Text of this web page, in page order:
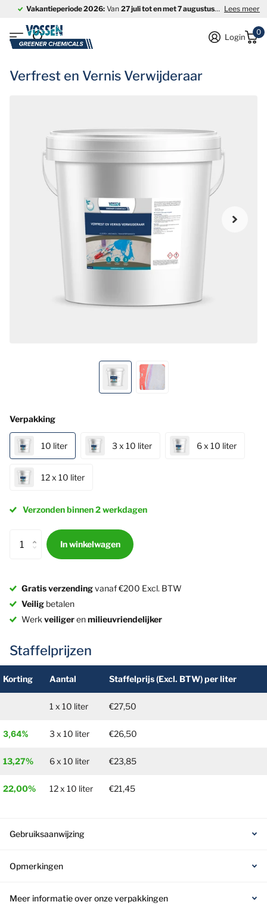
Vakantieperiode 2026: Van 27 juli tot en met 7 augustusis ons bedrijf
Lees meer
Login
0
Verfrest en Vernis Verwijderaar
Verpakking
10 liter 3 x 10 liter 6 x 10 liter
12 x 10 liter
Verzonden binnen 2 werkdagen
In winkelwagen
Gratis verzendingvanaf €200 Excl. BTW
Veilig betalen
Werk veiligerenmilieuvriendelijker
Staffelprijzen
Korting Aantal Staffelprijs (Excl. BTW) per liter
1 x 10 liter €27,50
3,64% 3 x 10 liter €26,50
13,27% 6 x 10 liter €23,85
22,00% 12 x 10 liter €21,45
Gebruiksaanwijzing
Opmerkingen
Meer informatie over onze verpakkingen